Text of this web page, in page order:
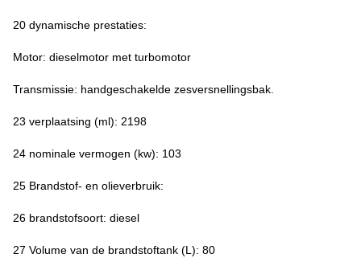
20 dynamische prestaties:
Motor: dieselmotor met turbomotor
Transmissie: handgeschakelde zesversnellingsbak.
23 verplaatsing (ml): 2198
24 nominale vermogen (kw): 103
25 Brandstof- en olieverbruik:
26 brandstofsoort: diesel
27 Volume van de brandstoftank (L): 80